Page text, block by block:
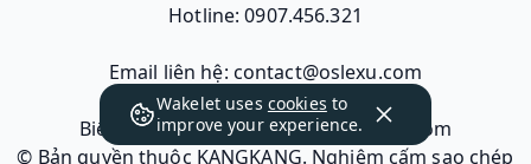
Hotline: 0907.456.321
Email liên hệ: contact@oslexu.com
Biên tập & vận hành: Đội ngũ oslexu.com
© Bản quyền thuộc KANGKANG. Nghiêm cấm sao chép
Wakelet uses cookies to
improve your experience.